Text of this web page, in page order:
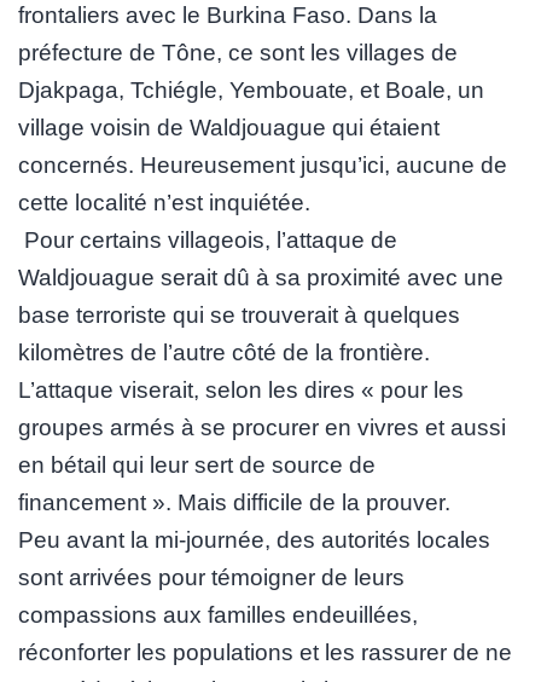
frontaliers avec le Burkina Faso. Dans la
préfecture de Tône, ce sont les villages de
Djakpaga, Tchiégle, Yembouate, et Boale, un
village voisin de Waldjouague qui étaient
concernés. Heureusement jusqu’ici, aucune de
cette localité n’est inquiétée.
Pour certains villageois, l’attaque de
Waldjouague serait dû à sa proximité avec une
base terroriste qui se trouverait à quelques
kilomètres de l’autre côté de la frontière.
L’attaque viserait, selon les dires « pour les
groupes armés à se procurer en vivres et aussi
en bétail qui leur sert de source de
financement ». Mais difficile de la prouver.
Peu avant la mi-journée, des autorités locales
sont arrivées pour témoigner de leurs
compassions aux familles endeuillées,
réconforter les populations et les rassurer de ne